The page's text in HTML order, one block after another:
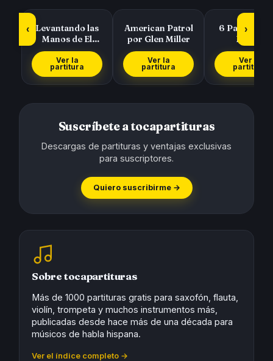
‹
Levantando las
Manos de El
Símbolo
Ver la
partitura
American Patrol
por Glen Miller
Ver la
partitura
6 Partituras
Pasillo
Colombiano
Cucarrón,
Gat…
Ver la
partitura
›
Suscríbete a tocapartituras
Descargas de partituras y ventajas exclusivas
para suscriptores.
Quiero suscribirme →
Sobre tocapartituras
Más de 1000 partituras gratis para saxofón, flauta,
violín, trompeta y muchos instrumentos más,
publicadas desde hace más de una década para
músicos de habla hispana.
Ver el índice completo →